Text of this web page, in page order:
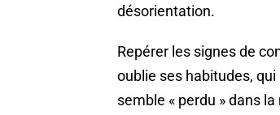
désorientation.
Repérer les signes de
oublie ses habitudes,
semble « perdu » dans